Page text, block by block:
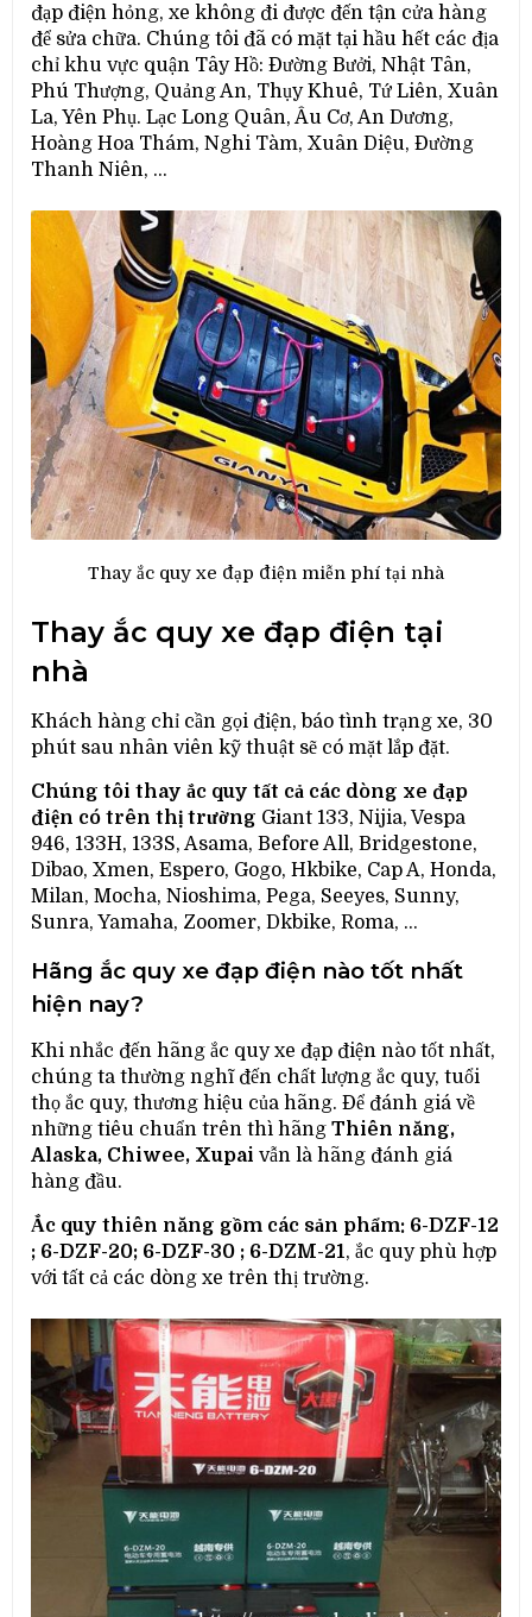
đạp điện hỏng, xe không đi được đến tận cửa hàng
để sửa chữa. Chúng tôi đã có mặt tại hầu hết các địa
chỉ khu vực quận Tây Hồ: Đường Bưởi, Nhật Tân,
Phú Thượng, Quảng An, Thụy Khuê, Tứ Liên, Xuân
La, Yên Phụ. Lạc Long Quân, Âu Cơ, An Dương,
Hoàng Hoa Thám, Nghi Tàm, Xuân Diệu, Đường
Thanh Niên, …
Thay ắc quy xe đạp điện miễn phí tại nhà
Thay ắc quy xe đạp điện tại
nhà
Khách hàng chỉ cần gọi điện, báo tình trạng xe, 30
phút sau nhân viên kỹ thuật sẽ có mặt lắp đặt.
Chúng tôi thay ắc quy tất cả các dòng xe đạp
điện có trên thị trường Giant 133, Nijia, Vespa
946, 133H, 133S, Asama, Before All, Bridgestone,
Dibao, Xmen, Espero, Gogo, Hkbike, Cap A, Honda,
Milan, Mocha, Nioshima, Pega, Seeyes, Sunny,
Sunra, Yamaha, Zoomer, Dkbike, Roma, …
Hãng ắc quy xe đạp điện nào tốt nhất
hiện nay?
Khi nhắc đến hãng ắc quy xe đạp điện nào tốt nhất,
chúng ta thường nghĩ đến chất lượng ắc quy, tuổi
thọ ắc quy, thương hiệu của hãng. Để đánh giá về
những tiêu chuẩn trên thì hãngThiên năng,
Alaska, Chiwee, Xupai vẫn là hãng đánh giá
hàng đầu.
Ắc quy thiên năng gồm các sản phẩm: 6-DZF-12
; 6-DZF-20; 6-DZF-30 ; 6-DZM-21, ắc quy phù hợp
với tất cả các dòng xe trên thị trường.